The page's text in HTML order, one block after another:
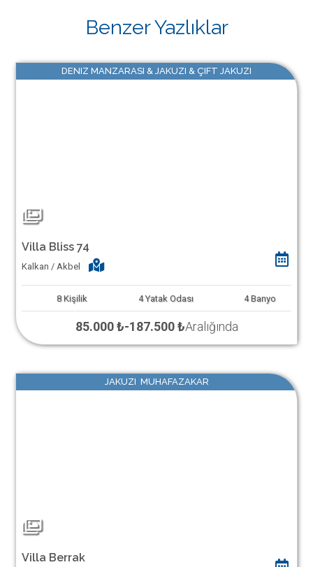
Benzer Yazlıklar
DENIZ MANZARASI & JAKUZI & ÇIFT JAKUZI
Villa Bliss 74
Kalkan / Akbel
8 Kişilik 4 Yatak Odası 4 Banyo
85.000 ₺-187.500 ₺Aralığında
JAKUZI MUHAFAZAKAR
Villa Berrak